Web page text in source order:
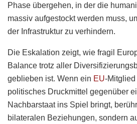
Phase übergehen, in der die
massiv aufgestockt werden muss,
der Infrastruktur zu verhindern.
Die Eskalation zeigt, wie fragil
Balance trotz aller
geblieben ist. Wenn ein EU-
politisches Druckmittel gegenüber
Nachbarstaat ins Spiel bringt,
bilateralen Beziehungen, sondern